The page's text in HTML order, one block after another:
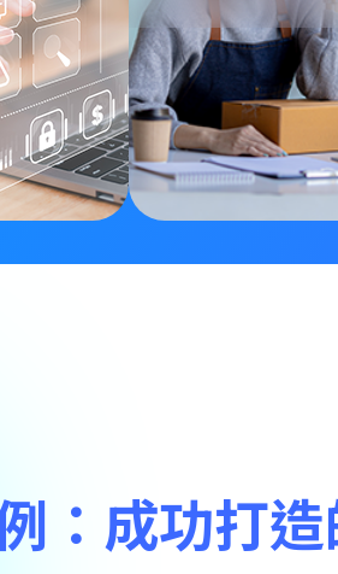
：成功打